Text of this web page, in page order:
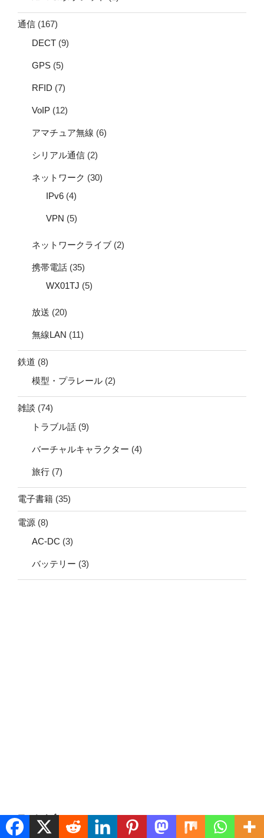
通信 (167)
DECT (9)
GPS (5)
RFID (7)
VoIP (12)
アマチュア無線 (6)
シリアル通信 (2)
ネットワーク (30)
IPv6 (4)
VPN (5)
ネットワークライブ (2)
携帯電話 (35)
WX01TJ (5)
放送 (20)
無線LAN (11)
鉄道 (8)
模型・プラレール (2)
雑談 (74)
トラブル話 (9)
バーチャルキャラクター (4)
旅行 (7)
電子書籍 (35)
電源 (8)
AC-DC (3)
バッテリー (3)
アーカイブ